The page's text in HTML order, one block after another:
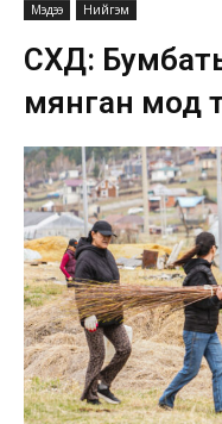
Мэдээ Нийгэм
СХД:
мянган мод